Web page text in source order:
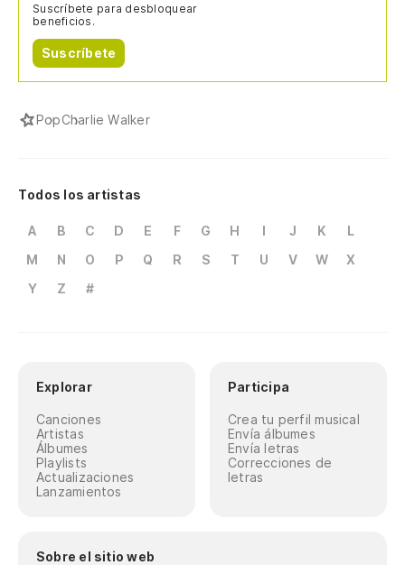
Suscríbete para desbloquear
beneficios.
Suscríbete
PopCharlie Walker
Todos los artistas
A B C D E F G H I J K
L
M
N O P Q R S T U V W
X
Y
Z #
Explorar
Canciones
Artistas
Álbumes
Playlists
Actualizaciones
Lanzamientos
Participa
Crea tu perfil musical
Envía álbumes
Envía letras
Correcciones de
letras
Sobre el sitio web